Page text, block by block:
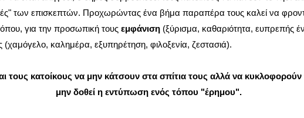
των επισκεπτών. Προχωρώντας ένα βήμα παραπέρα τους καλεί να
για την προσωπική τους εμφάνιση (ξύρισμα, καθαριότητα, ευπρεπής
(χαμόγελο, καλημέρα, εξυπηρέτηση, φιλοξενία, ζεστασιά).
τους κατοίκους να μην κάτσουν στα σπίτια τους αλλά να
μην δοθεί η εντύπωση ενός τόπου "έρημου".